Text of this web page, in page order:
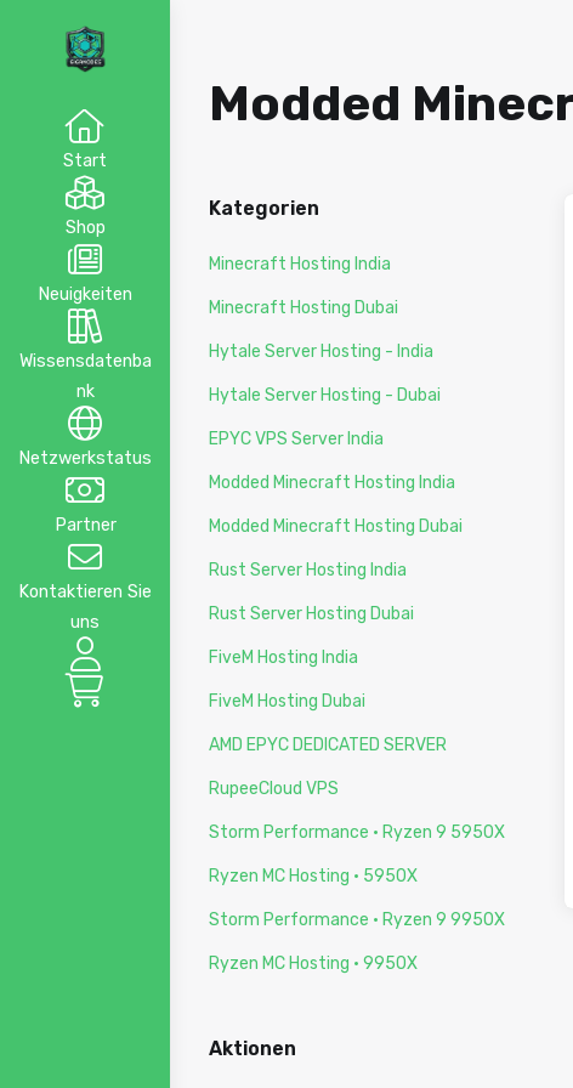
Start
Shop
Neuigkeiten
Wissensdatenba
nk
Netzwerkstatus
Partner
Kontaktieren Sie
uns
Modded
Kategorien
Minecraft Hosting India
Minecraft Hosting Dubai
Hytale Server Hosting - India
Hytale Server Hosting - Dubai
EPYC VPS Server India
Modded Minecraft Hosting India
Modded Minecraft Hosting Dubai
Rust Server Hosting India
Rust Server Hosting Dubai
FiveM Hosting India
FiveM Hosting Dubai
AMD EPYC DEDICATED SERVER
RupeeCloud VPS
Storm Performance · Ryzen 9 5950X
Ryzen MC Hosting · 5950X
Storm Performance · Ryzen 9 9950X
Ryzen MC Hosting · 9950X
Aktionen